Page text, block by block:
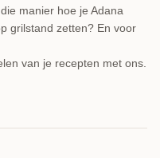
manier hoe je Adana
grilstand zetten? En voor
van je recepten met ons.